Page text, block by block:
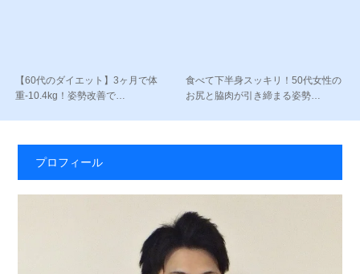
【60代のダイエット】3ヶ月で体
重-10.4kg！姿勢改善で…
食べて下半身スッキリ！50代女性の
お尻と脇肉が引き締まる姿勢…
プロフィール